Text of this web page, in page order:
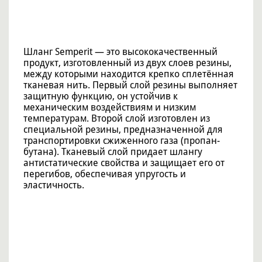
Шланг Semperit — это высококачественный
продукт, изготовленный из двух слоев резины,
между которыми находится крепко сплетённая
тканевая нить. Первый слой резины выполняет
защитную функцию, он устойчив к
механическим воздействиям и низким
температурам. Второй слой изготовлен из
специальной резины, предназначенной для
транспортировки сжиженного газа (пропан-
бутана). Тканевый слой придает шлангу
антистатические свойства и защищает его от
перегибов, обеспечивая упругость и
эластичность.